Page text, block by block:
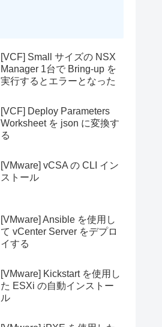
[VCF] Small サイズの NSX
Manager 1台で Bring-up を
実行するとエラーとなった
[VCF] Deploy Parameters
Worksheet を json に変換す
る
[VMware] vCSA の CLI イン
ストール
[VMware] Ansible を使用し
て vCenter Server をデプロ
イする
[VMware] Kickstart を使用し
た ESXi の自動インストー
ル